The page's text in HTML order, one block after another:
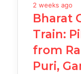
2 weeks ago
Bharat
Train:
from
Puri,